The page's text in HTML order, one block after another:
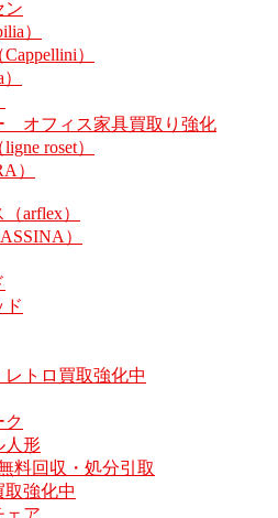
ン
）
）
オフィス家具買取り強化
roset）
）
arflex）
）
ド
トロ買取強化中
ク
人形
料回収・処分引取
取強化中